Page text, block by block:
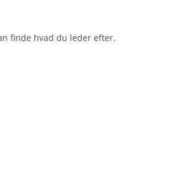
finde hvad du leder efter.